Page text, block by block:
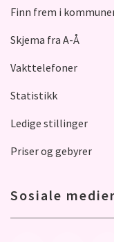
Finn frem i
Skjema fra A-Å
Vakttelefoner
Statistikk
Ledige stillinger
Priser og gebyrer
Sosiale medier